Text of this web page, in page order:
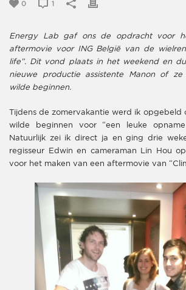
0 1
Energy Lab gaf ons de opdracht voor
aftermovie voor ING België van de
life”. Dit vond plaats in het weekend en
nieuwe productie assistente Manon of
wilde beginnen.
Tijdens de zomervakantie werd ik opgebeld
wilde beginnen voor “een leuke opname
Natuurlijk zei ik direct ja en ging drie
regisseur Edwin en cameraman Lin Hou
voor het maken van een aftermovie van